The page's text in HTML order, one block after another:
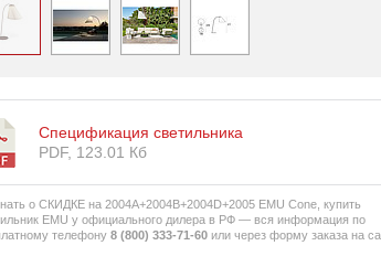
Спецификация светильника
PDF, 123.01 Кб
о СКИДКЕ на 2004A+2004B+2004D+2005 EMU Cone, купить
EMU у официального дилера в РФ — вся информация по
телефону 8 (800) 333-71-60 или через форму заказа на